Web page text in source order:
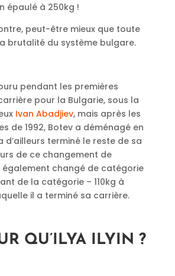
épaulé à 250kg !
peut-être mieux que toute
brutalité du système bulgare.
pendant les premières
pour la Bulgarie, sous la
Ivan Abadjiev, mais après les
de 1992, Botev a déménagé en
d’ailleurs terminé le reste de sa
de ce changement de
également changé de catégorie
de la catégorie – 110kg à
il a terminé sa carrière.
QU’ILYA ILYIN ?